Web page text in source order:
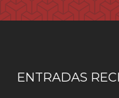
ENTRADAS